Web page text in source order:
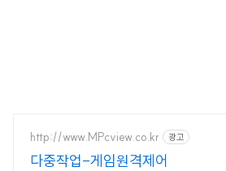
http://www.MPcview.co.kr 광고
다중작업-게임원격제어